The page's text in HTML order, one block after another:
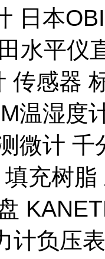
日本
水平仪
传感器
温湿度
微计
充树
计负压